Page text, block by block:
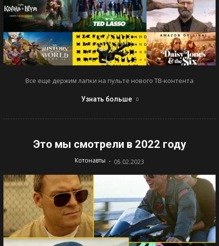
Все еще держим лапки на пульте нового ТВ-контента
Узнать больше
Это мы смотрели в 2022 году
Котонавты - 05.02.2023